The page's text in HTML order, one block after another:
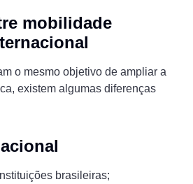
mobilidade
o mesmo objetivo de ampliar a
existem algumas diferenças
brasileiras;